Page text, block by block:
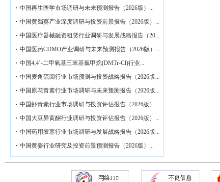
中国再生医学市场调研与未来预测报告（2026版）...
中国黄蜀葵产业深度调研与投资前景报告（2026版）...
中国医疗器械融资租赁行业调研与发展战略报告（20...
中国医药CDMO产业调研与未来预测报告（2026版）...
中国4,4’-二甲氧基三苯基氯甲烷(DMTr-Cl)行业...
中国麦角硫因行业市场预测与投资战略报告（2026版...
中国原花青素行业市场调研与未来预测报告（2026版...
中国虾青素行业市场调研与投资评估报告（2026版）...
中国大豆异黄酮行业调研与投资评估报告（2026版）...
中国药用胶塞行业市场调研与发展战略报告（2026版...
中国黄姜行业研究及投资前景预测报告（2026版）...